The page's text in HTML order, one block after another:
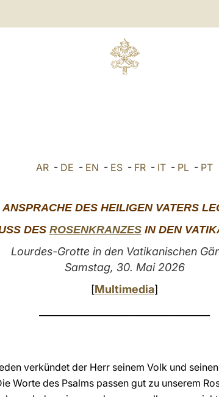
AR - DE - EN - ES - FR - IT - PL - PT
ANSPRACHE DES HEILIGEN VATERS
DES ROSENKRANZESIN DEN
Lourdes-Grotte in den Vatikanischen
Samstag, 30. Mai 2026
[Multimedia]
verkündet der Herr seinem Volk und
Worte des Psalms passen gut zu unserem